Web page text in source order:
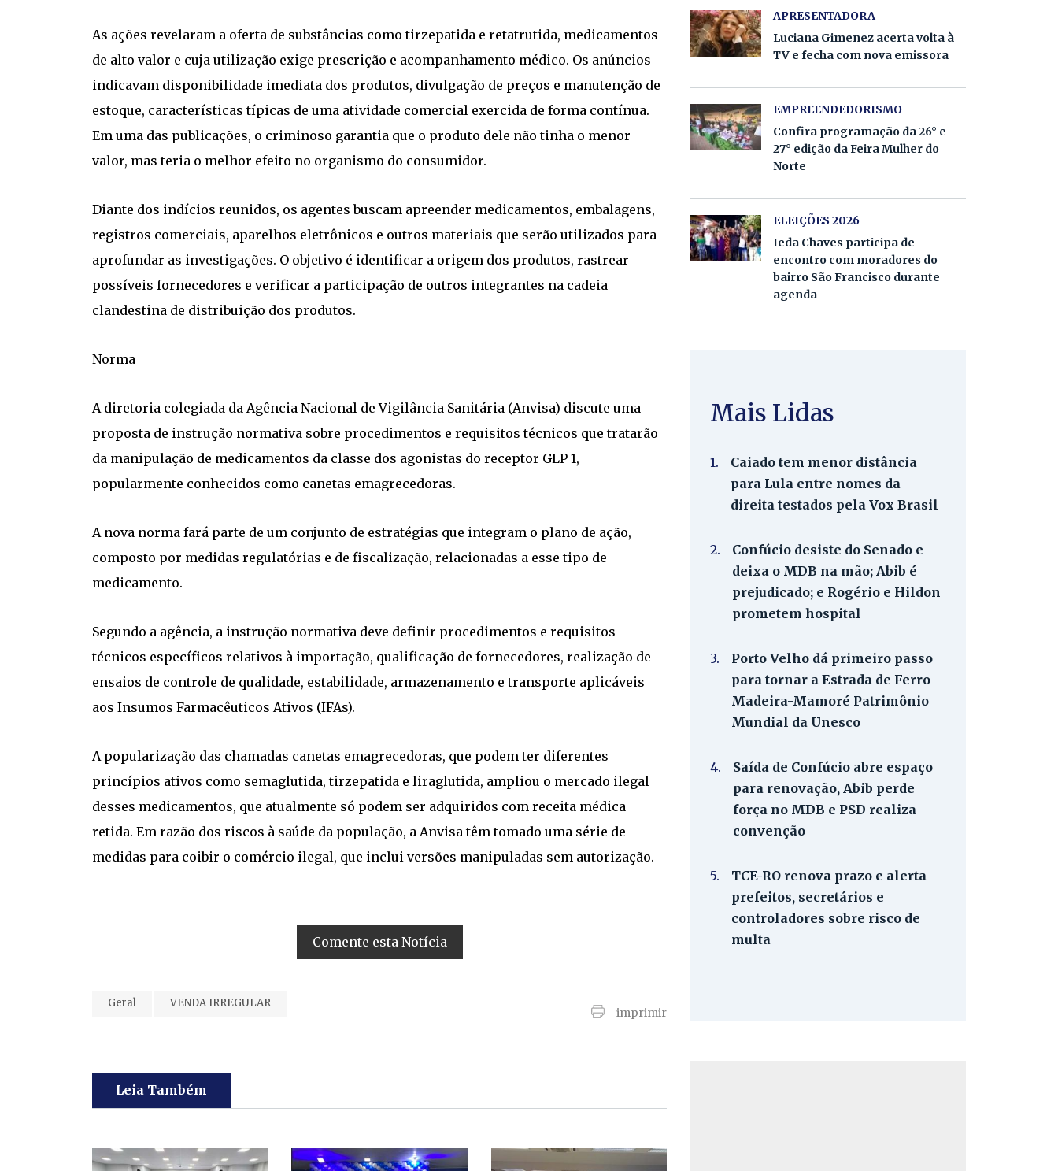
As ações revelaram a oferta de substâncias como tirzepatida e retatrutida, medicamentos
de alto valor e cuja utilização exige prescrição e acompanhamento médico. Os anúncios
indicavam disponibilidade imediata dos produtos, divulgação de preços e manutenção de
estoque, características típicas de uma atividade comercial exercida de forma contínua.
Em uma das publicações, o criminoso garantia que o produto dele não tinha o menor
valor, mas teria o melhor efeito no organismo do consumidor.
Diante dos indícios reunidos, os agentes buscam apreender medicamentos, embalagens,
registros comerciais, aparelhos eletrônicos e outros materiais que serão utilizados para
aprofundar as investigações. O objetivo é identificar a origem dos produtos, rastrear
possíveis fornecedores e verificar a participação de outros integrantes na cadeia
clandestina de distribuição dos produtos.
Norma
A diretoria colegiada da Agência Nacional de Vigilância Sanitária (Anvisa) discute uma
proposta de instrução normativa sobre procedimentos e requisitos técnicos que tratarão
da manipulação de medicamentos da classe dos agonistas do receptor GLP 1,
popularmente conhecidos como canetas emagrecedoras.
A nova norma fará parte de um conjunto de estratégias que integram o plano de ação,
composto por medidas regulatórias e de fiscalização, relacionadas a esse tipo de
medicamento.
Segundo a agência, a instrução normativa deve definir procedimentos e requisitos
técnicos específicos relativos à importação, qualificação de fornecedores, realização de
ensaios de controle de qualidade, estabilidade, armazenamento e transporte aplicáveis
aos Insumos Farmacêuticos Ativos (IFAs).
A popularização das chamadas canetas emagrecedoras, que podem ter diferentes
princípios ativos como semaglutida, tirzepatida e liraglutida, ampliou o mercado ilegal
desses medicamentos, que atualmente só podem ser adquiridos com receita médica
retida. Em razão dos riscos à saúde da população, a Anvisa têm tomado uma série de
medidas para coibir o comércio ilegal, que inclui versões manipuladas sem autorização.
Comente esta Notícia
Geral VENDA IRREGULAR
imprimir
Leia Também
APRESENTADORA
Luciana Gimenez acerta volta à
TV e fecha com nova emissora
EMPREENDEDORISMO
Confira programação da 26° e
27° edição da Feira Mulher do
Norte
ELEIÇÕES 2026
Ieda Chaves participa de
encontro com moradores do
bairro São Francisco durante
agenda
Mais Lidas
1.
Caiado tem menor distância
para Lula entre nomes da
direita testados pela Vox Brasil
2.
Confúcio desiste do Senado e
deixa o MDB na mão; Abib é
prejudicado; e Rogério e Hildon
prometem hospital
3.
Porto Velho dá primeiro passo
para tornar a Estrada de Ferro
Madeira-Mamoré Patrimônio
Mundial da Unesco
4.
Saída de Confúcio abre espaço
para renovação, Abib perde
força no MDB e PSD realiza
convenção
5.
TCE-RO renova prazo e alerta
prefeitos, secretários e
controladores sobre risco de
multa